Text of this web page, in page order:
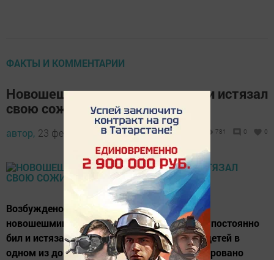
ФАКТЫ И КОММЕНТАРИИ
Новошешминец систематически истязал
свою сожительницу и детей
автор, 23 февраля 2016 - 05:43 781 0 0
Возбуждено уголовное дело в отношении
новошешминца С., который в пьяном угаре постоянно
бил и истязал свою сожительницу гр. М. и детей в
одном из домов по улице Буреева. Зафиксировано